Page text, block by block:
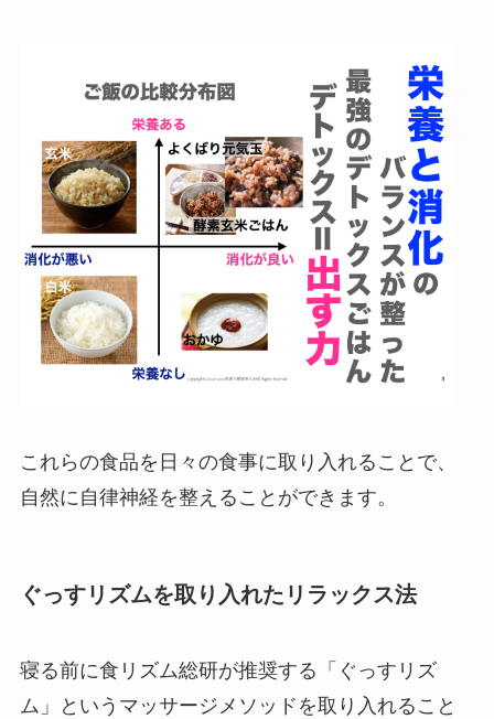
これらの食品を日々の食事に取り入れることで、
自然に自律神経を整えることができます。
ぐっすリズムを取り入れたリラックス法
寝る前に食リズム総研が推奨する「ぐっすリズ
ム」というマッサージメソッドを取り入れること